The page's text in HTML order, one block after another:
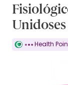
Unidoses
Health